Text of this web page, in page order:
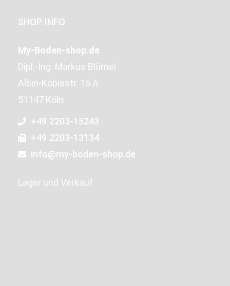
SHOP INFO
My-Boden-shop.de
Dipl.-Ing. Markus Blümel
Albin-Köbisstr. 15 A
51147 Köln
+49 2203-15243
+49 2203-13134
info@my-boden-shop.de
Lager und Verkauf